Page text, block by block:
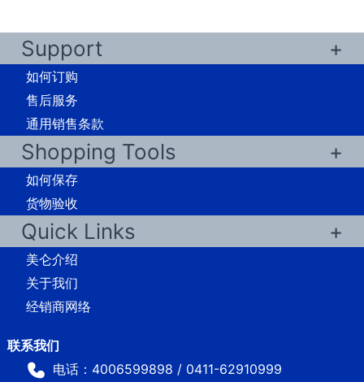
Support
如何订购
售后服务
通用销售条款
Shopping Tools
如何保存
货物验收
Quick Links
美仑介绍
关于我们
经销商网络
电话：4006599898 / 0411-62910999